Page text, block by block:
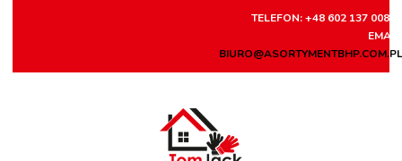
TELEFON: +48 602 137 008
EMAIL:
BIURO@ASORTYMENTBHP.COM.PL